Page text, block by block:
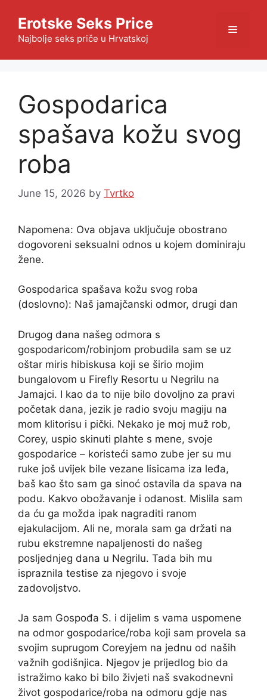
content
Erotske Seks Price
Najbolje seks priče u Hrvatskoj
Menu
Gospodarica
spašava kožu svog
roba
June 15, 2026 by Tvrtko
Napomena: Ova objava uključuje obostrano
dogovoreni seksualni odnos u kojem dominiraju
žene.
Gospodarica spašava kožu svog roba
(doslovno): Naš jamajčanski odmor, drugi dan
Drugog dana našeg odmora s
gospodaricom/robinjom probudila sam se uz
oštar miris hibiskusa koji se širio mojim
bungalovom u Firefly Resortu u Negrilu na
Jamajci. I kao da to nije bilo dovoljno za pravi
početak dana, jezik je radio svoju magiju na
mom klitorisu i pički. Nekako je moj muž rob,
Corey, uspio skinuti plahte s mene, svoje
gospodarice – koristeći samo zube jer su mu
ruke još uvijek bile vezane lisicama iza leđa,
baš kao što sam ga sinoć ostavila da spava na
podu. Kakvo obožavanje i odanost. Mislila sam
da ću ga možda ipak nagraditi ranom
ejakulacijom. Ali ne, morala sam ga držati na
rubu ekstremne napaljenosti do našeg
posljednjeg dana u Negrilu. Tada bih mu
ispraznila testise za njegovo i svoje
zadovoljstvo.
Ja sam Gospođa S. i dijelim s vama uspomene
na odmor gospodarice/roba koji sam provela sa
svojim suprugom Coreyjem na jednu od naših
važnih godišnjica. Njegov je prijedlog bio da
istražimo kako bi bilo živjeti naš svakodnevni
život gospodarice/roba na odmoru gdje nas